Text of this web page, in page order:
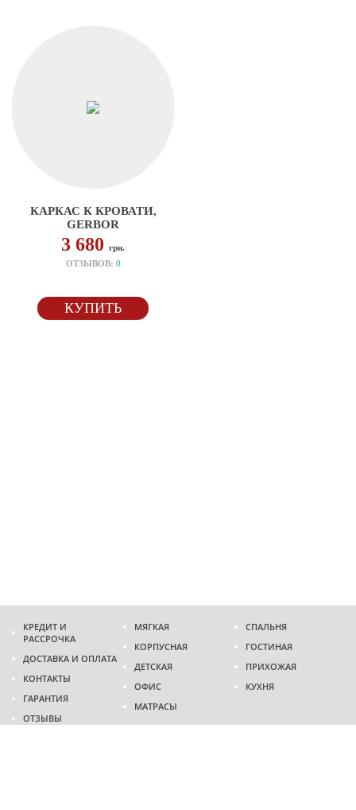
КАРКАС К КРОВАТИ,
GERBOR
3 680грн.
ОТЗЫВОВ: 0
КУПИТЬ
КРЕДИТ И
РАССРОЧКА
ДОСТАВКА И ОПЛАТА
КОНТАКТЫ
ГАРАНТИЯ
ОТЗЫВЫ
МЯГКАЯ
КОРПУСНАЯ
ДЕТСКАЯ
ОФИС
МАТРАСЫ
СПАЛЬНЯ
ГОСТИНАЯ
ПРИХОЖАЯ
КУХНЯ